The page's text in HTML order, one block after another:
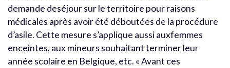
demande deséjour sur le territoire pour raisons
médicales après avoir été déboutées de la procédure
d’asile. Cette mesure s’applique aussi auxfemmes
enceintes, aux mineurs souhaitant terminer leur
année scolaire en Belgique, etc. « Avant ces